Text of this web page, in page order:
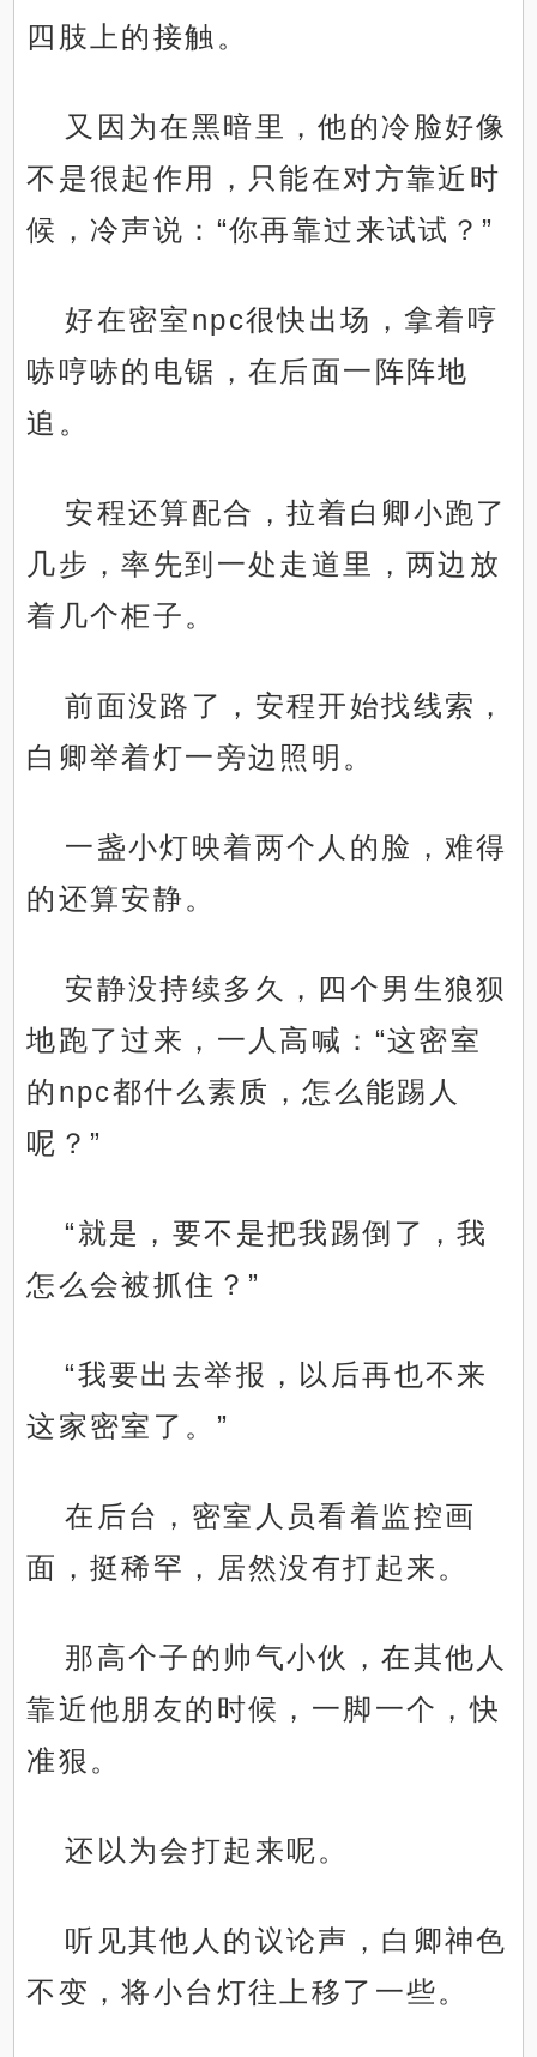
四肢上的接触。
又因为在黑暗里，他的冷脸好像
不是很起作用，只能在对方靠近时
候，冷声说：“你再靠过来试试？”
好在密室npc很快出场，拿着哼
哧哼哧的电锯，在后面一阵阵地
追。
安程还算配合，拉着白卿小跑了
几步，率先到一处走道里，两边放
着几个柜子。
前面没路了，安程开始找线索，
白卿举着灯一旁边照明。
一盏小灯映着两个人的脸，难得
的还算安静。
安静没持续多久，四个男生狼狈
地跑了过来，一人高喊：“这密室
的npc都什么素质，怎么能踢人
呢？”
“就是，要不是把我踢倒了，我
怎么会被抓住？”
“我要出去举报，以后再也不来
这家密室了。”
在后台，密室人员看着监控画
面，挺稀罕，居然没有打起来。
那高个子的帅气小伙，在其他人
靠近他朋友的时候，一脚一个，快
准狠。
还以为会打起来呢。
听见其他人的议论声，白卿神色
不变，将小台灯往上移了一些。